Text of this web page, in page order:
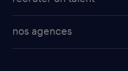
nos agences